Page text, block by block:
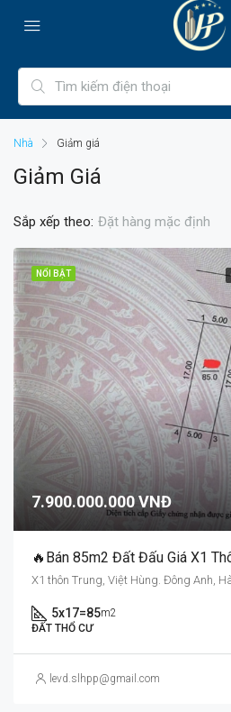
Nhà Giảm giá
Giảm Giá
Sắp xếp theo: Đặt hàng mặc định
NỔI BẬT
7.900.000.000 VNĐ
🔥Bán 85m2 Đất Đấu Giá X1
X1 thôn Trung, Việt Hùng. Đông Anh,
5x17=85m2
ĐẤT THỔ CƯ
levd.slhpp@gmail.com